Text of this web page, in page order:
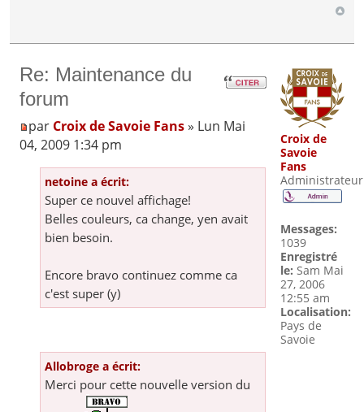
Re: Maintenance du
forum
par Croix de Savoie Fans» Lun Mai
04, 2009 1:34 pm
netoine a écrit:
Super ce nouvel affichage!
Belles couleurs, ca change, yen avait
bien besoin.
Encore bravo continuez comme ca
c'est super (y)
Allobroge a écrit:
Merci pour cette nouvelle version du
Croix de
Savoie
Fans
Administrateur
Messages:
1039
Enregistré
le: Sam Mai
27, 2006
12:55 am
Localisation:
Pays de
Savoie